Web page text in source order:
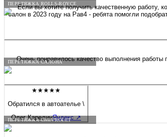
ПЕРЕТЯЖКА ROLLS-ROYCE
ПЕРЕТЯЖКА САЛОНА
ПЕРЕТЯЖКА CHEVROLET
Если вы хотите получить качественную работу,
салон в 2023 году на Рав4 - ребята помогли
Очень понравилось качество выполнения
★★★★★
Обратился в автоателье \
Олег КарелинЯндекс↗